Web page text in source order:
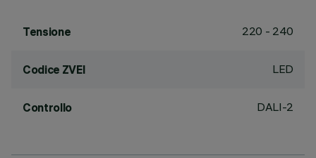
Tensione 220 - 240
Codice ZVEI LED
Controllo DALI-2